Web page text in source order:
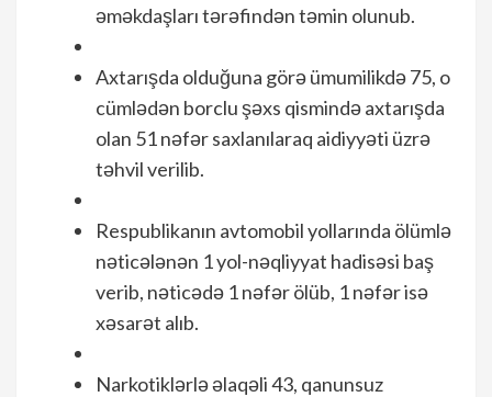
əməkdaşları tərəfindən təmin olunub.
Axtarışda olduğuna görə ümumilikdə 75, o
cümlədən borclu şəxs qismində axtarışda
olan 51 nəfər saxlanılaraq aidiyyəti üzrə
təhvil verilib.
Respublikanın avtomobil yollarında ölümlə
nəticələnən 1 yol-nəqliyyat hadisəsi baş
verib, nəticədə 1 nəfər ölüb, 1 nəfər isə
xəsarət alıb.
Narkotiklərlə əlaqəli 43, qanunsuz